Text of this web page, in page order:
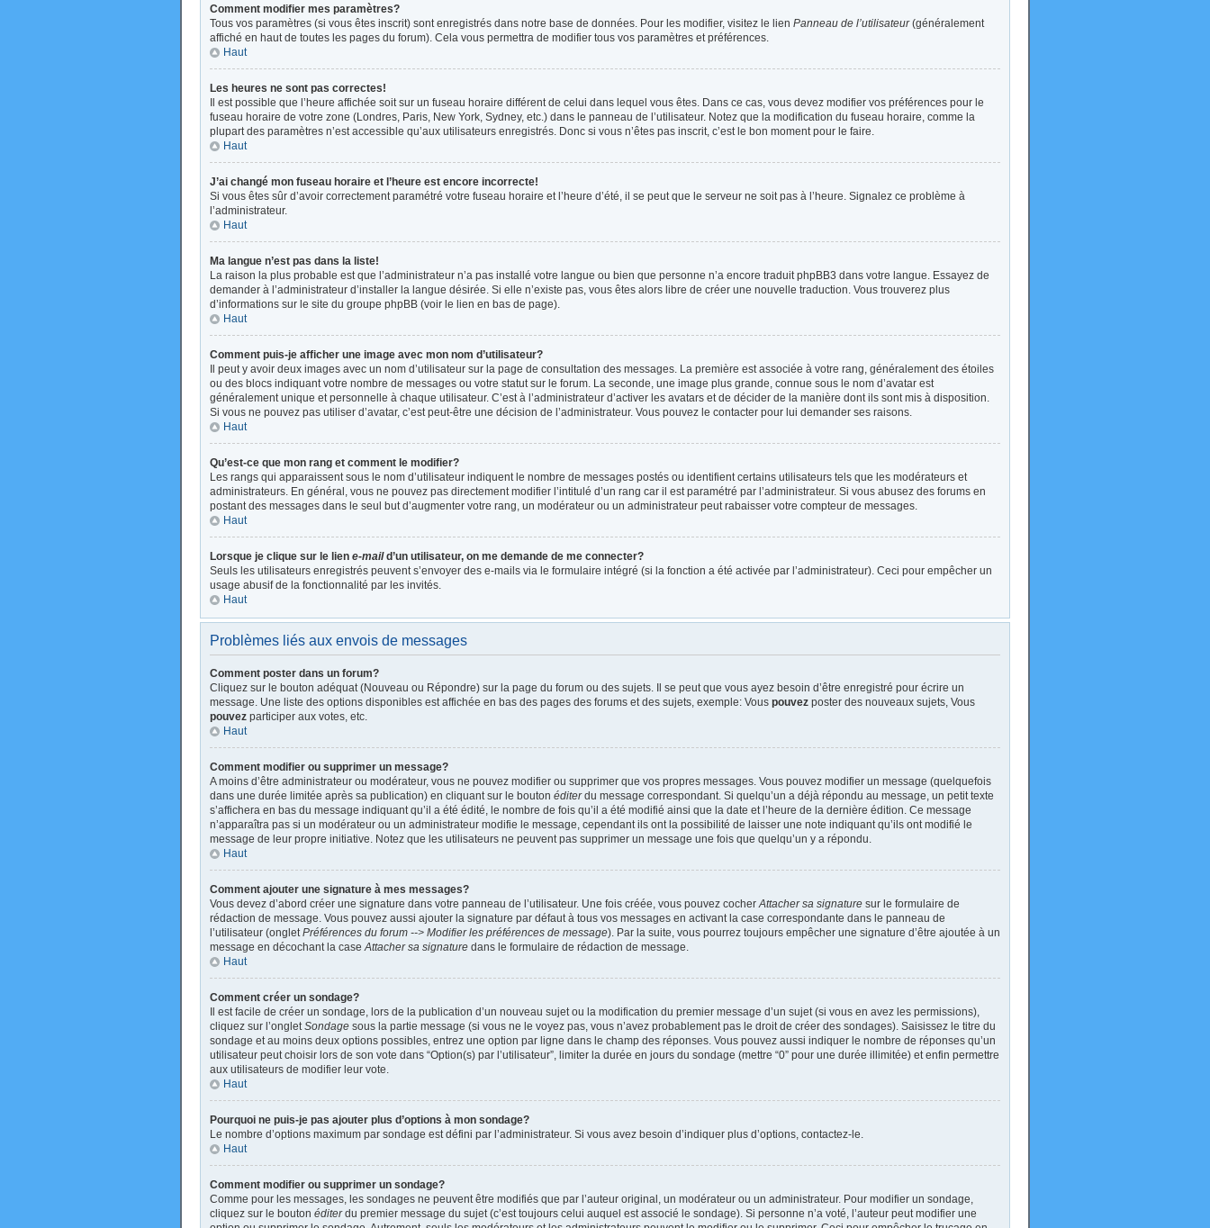
Comment modifier mes paramètres?
Tous vos paramètres (si vous êtes inscrit) sont enregistrés dans notre base de données. Pour les modifier, visitez le lien Panneau de l’utilisateur(généralement
affiché en haut de toutes les pages du forum). Cela vous permettra de modifier tous vos paramètres et préférences.
Haut
Les heures ne sont pas correctes!
Il est possible que l’heure affichée soit sur un fuseau horaire différent de celui dans lequel vous êtes. Dans ce cas, vous devez modifier vos préférences pour le
fuseau horaire de votre zone (Londres, Paris, New York, Sydney, etc.) dans le panneau de l’utilisateur. Notez que la modification du fuseau horaire, comme la
plupart des paramètres n’est accessible qu’aux utilisateurs enregistrés. Donc si vous n’êtes pas inscrit, c’est le bon moment pour le faire.
Haut
J’ai changé mon fuseau horaire et l’heure est encore incorrecte!
Si vous êtes sûr d’avoir correctement paramétré votre fuseau horaire et l’heure d’été, il se peut que le serveur ne soit pas à l’heure. Signalez ce problème à
l’administrateur.
Haut
Ma langue n’est pas dans la liste!
La raison la plus probable est que l’administrateur n’a pas installé votre langue ou bien que personne n’a encore traduit phpBB3 dans votre langue. Essayez de
demander à l’administrateur d’installer la langue désirée. Si elle n’existe pas, vous êtes alors libre de créer une nouvelle traduction. Vous trouverez plus
d’informations sur le site du groupe phpBB (voir le lien en bas de page).
Haut
Comment puis-je afficher une image avec mon nom d’utilisateur?
Il peut y avoir deux images avec un nom d’utilisateur sur la page de consultation des messages. La première est associée à votre rang, généralement des étoiles
ou des blocs indiquant votre nombre de messages ou votre statut sur le forum. La seconde, une image plus grande, connue sous le nom d’avatar est
généralement unique et personnelle à chaque utilisateur. C’est à l’administrateur d’activer les avatars et de décider de la manière dont ils sont mis à disposition.
Si vous ne pouvez pas utiliser d’avatar, c’est peut-être une décision de l’administrateur. Vous pouvez le contacter pour lui demander ses raisons.
Haut
Qu’est-ce que mon rang et comment le modifier?
Les rangs qui apparaissent sous le nom d’utilisateur indiquent le nombre de messages postés ou identifient certains utilisateurs tels que les modérateurs et
administrateurs. En général, vous ne pouvez pas directement modifier l’intitulé d’un rang car il est paramétré par l’administrateur. Si vous abusez des forums en
postant des messages dans le seul but d’augmenter votre rang, un modérateur ou un administrateur peut rabaisser votre compteur de messages.
Haut
Lorsque je clique sur le lien e-maild’un utilisateur, on me demande de me connecter?
Seuls les utilisateurs enregistrés peuvent s’envoyer des e-mails via le formulaire intégré (si la fonction a été activée par l’administrateur). Ceci pour empêcher un
usage abusif de la fonctionnalité par les invités.
Haut
Problèmes liés aux envois de messages
Comment poster dans un forum?
Cliquez sur le bouton adéquat (Nouveau ou Répondre) sur la page du forum ou des sujets. Il se peut que vous ayez besoin d’être enregistré pour écrire un
message. Une liste des options disponibles est affichée en bas des pages des forums et des sujets, exemple: Vous pouvez poster des nouveaux sujets, Vous
pouvez participer aux votes, etc.
Haut
Comment modifier ou supprimer un message?
A moins d’être administrateur ou modérateur, vous ne pouvez modifier ou supprimer que vos propres messages. Vous pouvez modifier un message (quelquefois
dans une durée limitée après sa publication) en cliquant sur le bouton éditerdu message correspondant. Si quelqu’un a déjà répondu au message, un petit texte
s’affichera en bas du message indiquant qu’il a été édité, le nombre de fois qu’il a été modifié ainsi que la date et l’heure de la dernière édition. Ce message
n’apparaîtra pas si un modérateur ou un administrateur modifie le message, cependant ils ont la possibilité de laisser une note indiquant qu’ils ont modifié le
message de leur propre initiative. Notez que les utilisateurs ne peuvent pas supprimer un message une fois que quelqu’un y a répondu.
Haut
Comment ajouter une signature à mes messages?
Vous devez d’abord créer une signature dans votre panneau de l’utilisateur. Une fois créée, vous pouvez cocherAttacher sa signature sur le formulaire de
rédaction de message. Vous pouvez aussi ajouter la signature par défaut à tous vos messages en activant la case correspondante dans le panneau de
l’utilisateur (ongletPréférences du forum --> Modifier les préférences de message). Par la suite, vous pourrez toujours empêcher une signature d’être ajoutée à un
message en décochant la caseAttacher sa signature dans le formulaire de rédaction de message.
Haut
Comment créer un sondage?
Il est facile de créer un sondage, lors de la publication d’un nouveau sujet ou la modification du premier message d’un sujet (si vous en avez les permissions),
cliquez sur l’ongletSondage sous la partie message (si vous ne le voyez pas, vous n’avez probablement pas le droit de créer des sondages). Saisissez le titre du
sondage et au moins deux options possibles, entrez une option par ligne dans le champ des réponses. Vous pouvez aussi indiquer le nombre de réponses qu’un
utilisateur peut choisir lors de son vote dans “Option(s) par l’utilisateur”, limiter la durée en jours du sondage (mettre “0” pour une durée illimitée) et enfin permettre
aux utilisateurs de modifier leur vote.
Haut
Pourquoi ne puis-je pas ajouter plus d’options à mon sondage?
Le nombre d’options maximum par sondage est défini par l’administrateur. Si vous avez besoin d’indiquer plus d’options, contactez-le.
Haut
Comment modifier ou supprimer un sondage?
Comme pour les messages, les sondages ne peuvent être modifiés que par l’auteur original, un modérateur ou un administrateur. Pour modifier un sondage,
cliquez sur le bouton éditerdu premier message du sujet (c’est toujours celui auquel est associé le sondage). Si personne n’a voté, l’auteur peut modifier une